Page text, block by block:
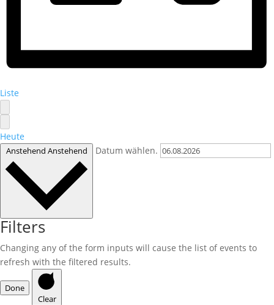
Liste
Heute
Anstehend Anstehend Datum wählen.
Filters
Changing any of the form inputs will cause the list of events to
refresh with the filtered results.
Done
Clear